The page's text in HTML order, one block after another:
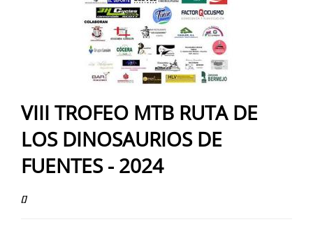
VIII TROFEO MTB RUTA DE
LOS DINOSAURIOS DE
FUENTES - 2024
[]